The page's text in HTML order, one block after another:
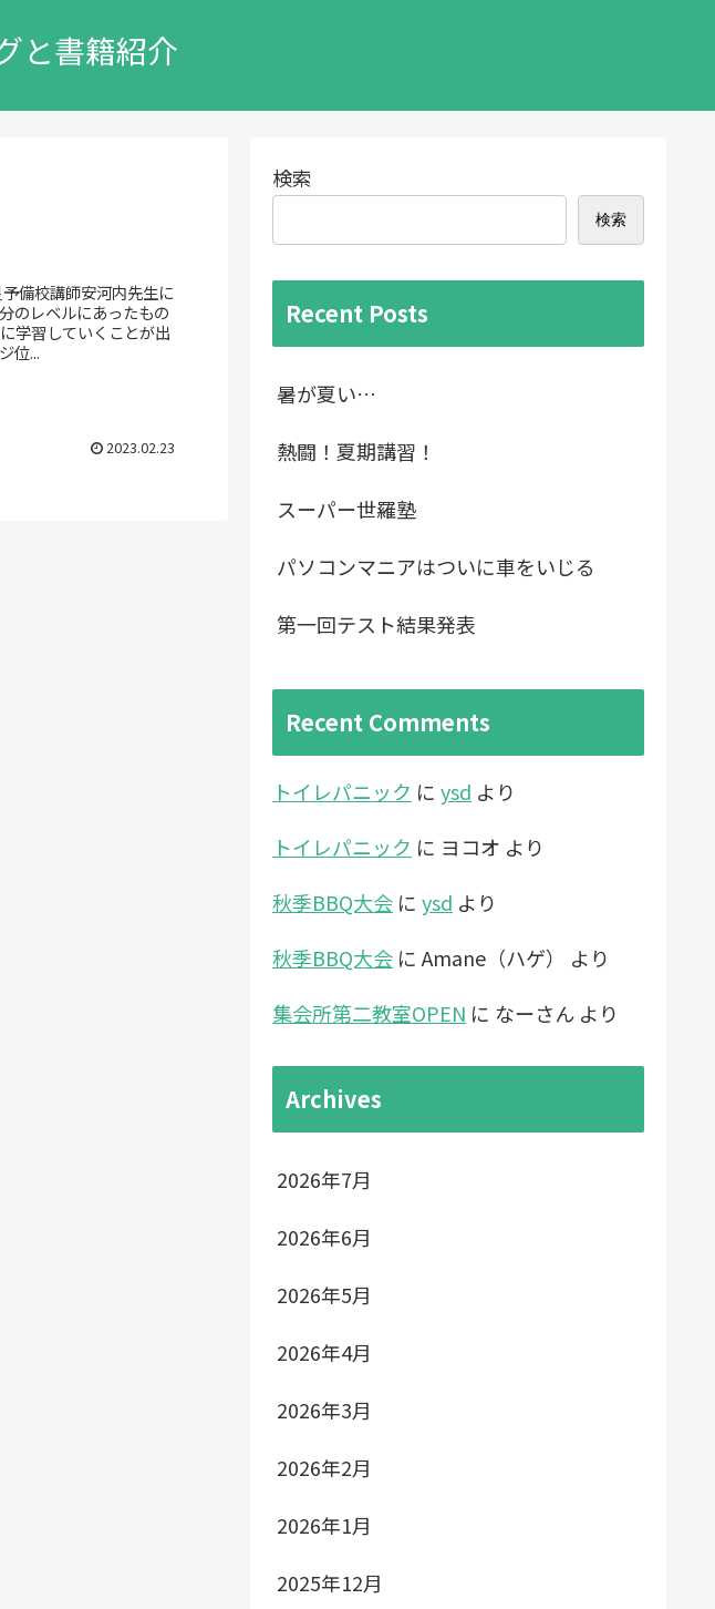
と書籍紹介
のレベルにあったもの
学習していくことが出
位...
2023.02.23
検索
検索
Recent Posts
暑が夏い…
熱闘！夏期講習！
スーパー世羅塾
パソコンマニアはついに車をいじる
第一回テスト結果発表
Recent Comments
トイレパニック に ysd より
トイレパニック に ヨコオ より
秋季BBQ大会 に ysd より
秋季BBQ大会 に Amane（ハゲ）
より
集会所第二教室OPEN に なーさん より
Archives
2026年7月
2026年6月
2026年5月
2026年4月
2026年3月
2026年2月
2026年1月
2025年12月